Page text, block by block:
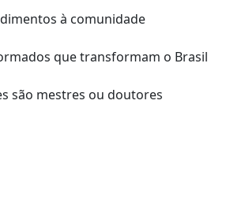
à comunidade
que transformam o Brasil
são mestres ou doutores